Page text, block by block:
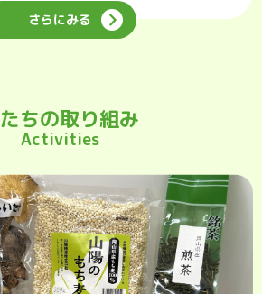
さらにみる
ちの取り組み
Activities